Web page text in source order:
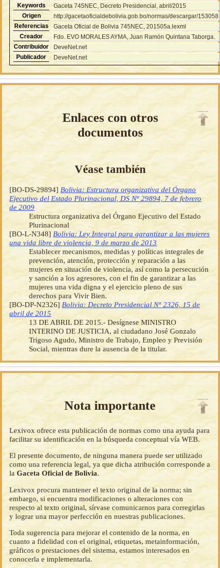
Keywords
Gaceta 745NEC, Decreto Presidencial, abril/2015
Origen
http://gacetaoficialdebolivia.gob.bo/normas/descargar/153058
Referencias
Gaceta Oficial de Bolivia 745NEC, 201505a.lexml
Creador
Fdo. EVO MORALES AYMA, Juan Ramón Quintana Taborga.
Contribuidor
DeveNet.net
Publicador
DeveNet.net
Enlaces con otros
documentos
Véase también
[BO-DS-29894] Bolivia: Estructura organizativa del Órgano
Ejecutivo del Estado Plurinacional, DS Nº 29894, 7 de febrero
de 2009
Estructura organizativa del Órgano Ejecutivo del Estado
Plurinacional
[BO-L-N348] Bolivia: Ley Integral para garantizar a las mujeres
una vida libre de violencia, 9 de marzo de 2013
Establecer mecanismos, medidas y políticas integrales de
prevención, atención, protección y reparación a las
mujeres en situación de violencia, así como la persecución
y sanción a los agresores, con el fin de garantizar a las
mujeres una vida digna y el ejercicio pleno de sus
derechos para Vivir Bien.
[BO-DP-N2326]Bolivia: Decreto Presidencial Nº 2326, 15 de
abril de 2015
13 DE ABRIL DE 2015.- Desígnese MINISTRO
INTERINO DE JUSTICIA, al ciudadano José Gonzalo
Trigoso Agudo, Ministro de Trabajo, Empleo y Previsión
Social, mientras dure la ausencia de la titular.
Nota importante
Lexivox ofrece esta publicación de normas como una ayuda para
facilitar su identificación en la búsqueda conceptual vía WEB.
El presente documento, de ninguna manera puede ser utilizado
como una referencia legal, ya que dicha atribución corresponde a
laGaceta Oficial de Bolivia.
Lexivox procura mantener el texto original de la norma; sin
embargo, si encuentra modificaciones o alteraciones con
respecto al texto original, sírvase comunicarnos para corregirlas
y lograr una mayor perfección en nuestras publicaciones.
Toda sugerencia para mejorar el contenido de la norma, en
cuanto a fidelidad con el original, etiquetas, metainformación,
gráficos o prestaciones del sistema, estamos interesados en
conocerla e implementarla.